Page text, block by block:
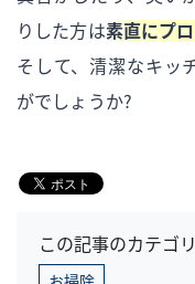
りした方は素直にプ
そして、清潔なキッ
がでしょうか？
この記事のカテゴリ